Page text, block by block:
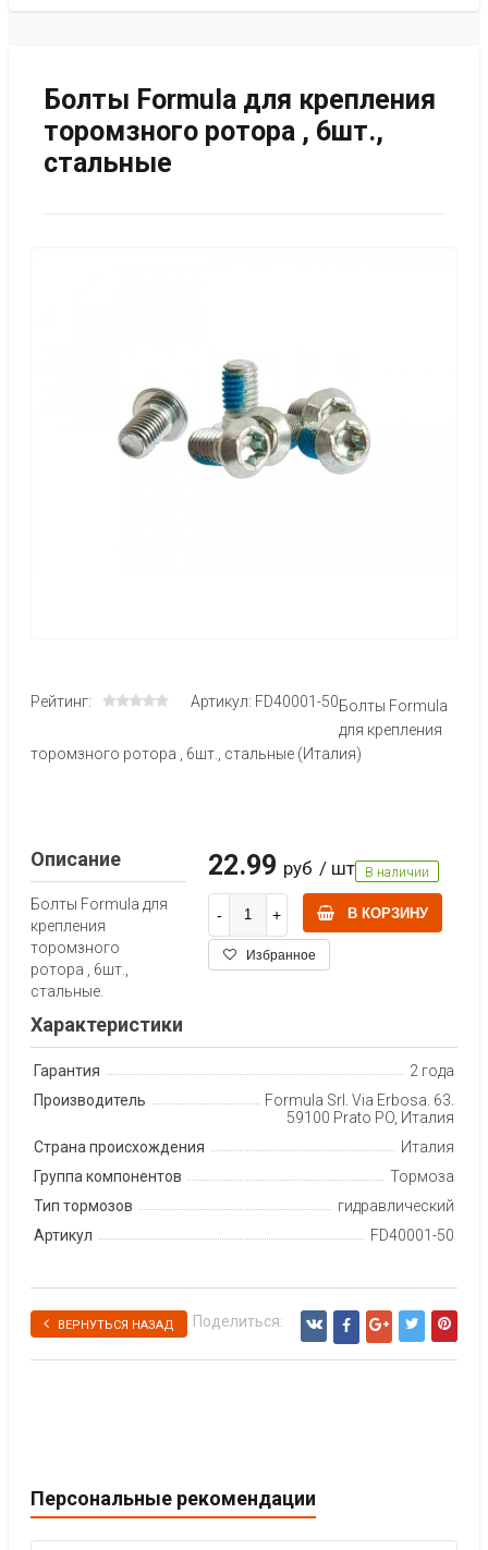
Болты Formula для крепления
торомзного ротора , 6шт.,
стальные
Рейтинг: Артикул: FD40001-50Болты Formula
для крепления
торомзного ротора , 6шт., стальные (Италия)
22.99 руб / шт В наличии
В КОРЗИНУ
Избранное
Описание
Болты Formula для
крепления
торомзного
ротора , 6шт.,
стальные.
Характеристики
Гарантия
2 года
Производитель
Formula Srl, Via Erbosa, 63,
59100 Prato PO, Италия
Страна происхождения
Италия
Группа компонентов
Тормоза
Тип тормозов
гидравлический
Артикул
FD40001-50
ВЕРНУТЬСЯ НАЗАД Поделиться:
Персональные рекомендации